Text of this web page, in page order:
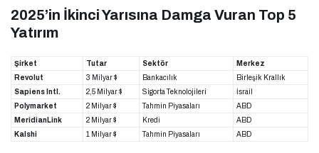
2025’in İkinci Yarısına Damga Vuran Top 5
Yatırım
Şirket Tutar Sektör
Merkez
Revolut
3 Milyar $ Bankacılık
Birleşik Krallık
Sapiens Intl.
2,5 Milyar $ Sigorta Teknolojileri
İsrail
Polymarket
2 Milyar $ Tahmin Piyasaları
ABD
MeridianLink
2 Milyar $ Kredi
ABD
Kalshi
1 Milyar $ Tahmin Piyasaları ABD